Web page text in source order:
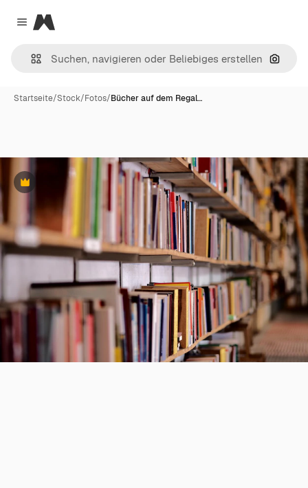
Close menu
Magnific
Nach
Startseite/Stock/Fotos/Bücher auf dem Regal…
Premium